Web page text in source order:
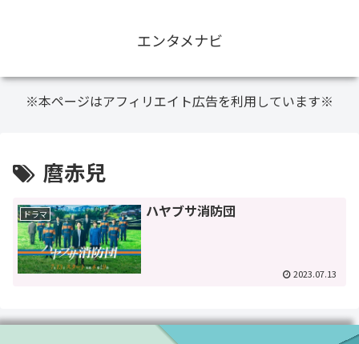
エンタメナビ
※本ページはアフィリエイト広告を利用しています※
麿赤兒
ドラマ ハヤブサ消防団
2023.07.13